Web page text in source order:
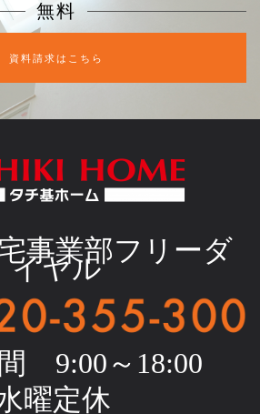
無料
資料請求はこちら
事業部フリーダ
イヤル
9:00～18:00
曜定休